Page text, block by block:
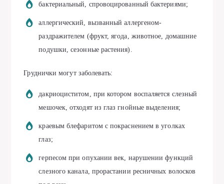
бактериальный, спровоцированный бактериями;
аллергический, вызванный аллергеном-
раздражителем (фрукт, ягода, животное, домашние
подушки, сезонные растения).
Груднички могут заболевать:
дакриоциститом, при котором воспаляется слезный
мешочек, отходят из глаз гнойные выделения;
краевым блефаритом с покраснением в уголках
глаз;
герпесом при опухании век, нарушении функций
слезного канала, прорастании ресничных волосков